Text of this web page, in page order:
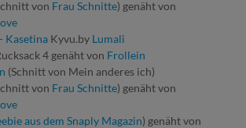
von Frau Schnitte) genäht von
Kasetina Kyvu.by Lumali
4 genäht von Frollein
(Schnitt von Mein anderes ich)
von Frau Schnitte) genäht von
aus dem Snaply Magazin) genäht von